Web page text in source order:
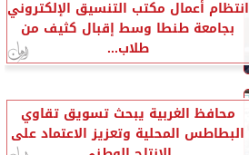
انتظام أعمال مكتب التنسيق الإلكتروني
بجامعة طنطا وسط إقبال كثيف من
طلاب...
محافظ الغربية يبحث تسويق تقاوي
البطاطس المحلية وتعزيز الاعتماد على